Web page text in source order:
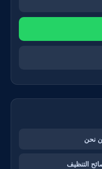
نحن
التنظيف